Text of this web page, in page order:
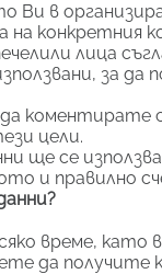
Ви в
на
лица
за да
цели.
ще се
и правилно
време,
да получите